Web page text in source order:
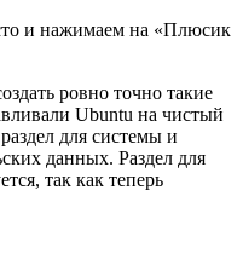
и нажимаем на «Плюсик
ровно точно такие
Ubuntu на чистый
для системы и
данных. Раздел для
так как теперь